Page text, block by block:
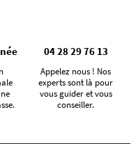
04 28 29 76 13
Appelez nous ! Nos
experts sont là pour
vous guider et vous
conseiller.